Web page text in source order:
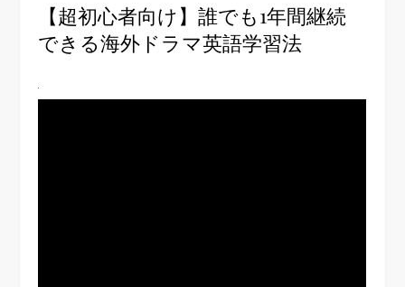
【超初心者向け】誰でも1年間継続
できる海外ドラマ英語学習法